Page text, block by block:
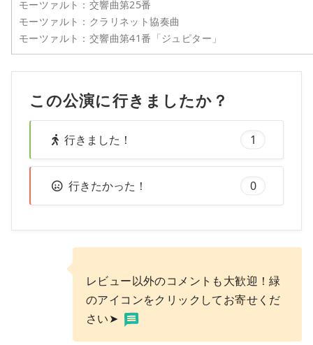
モーツァルト：交響曲第25番
モーツァルト：クラリネット協奏曲
モーツァルト：交響曲第41番「ジュピター」
この公演に行きましたか？
行きました！ 1
行きたかった！ 0
レビュー以外のコメントも大歓迎！緑
のアイコンをクリックしてお寄せくだ
さい➤